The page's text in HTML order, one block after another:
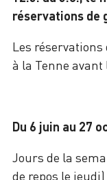
réservations de
Les réservations
à la Tenne
Du 6 juin au 27
Jours de la
de repos le jeudi)